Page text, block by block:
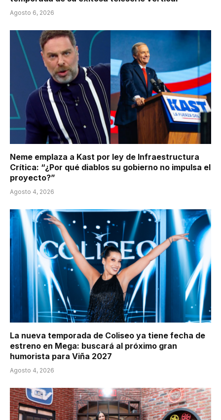
Agosto 6, 2026
Neme emplaza a Kast por ley de Infraestructura
Crítica: “¿Por qué diablos su gobierno no impulsa el
proyecto?”
Agosto 4, 2026
La nueva temporada de Coliseo ya tiene fecha de
estreno en Mega: buscará al próximo gran
humorista para Viña 2027
Agosto 4, 2026